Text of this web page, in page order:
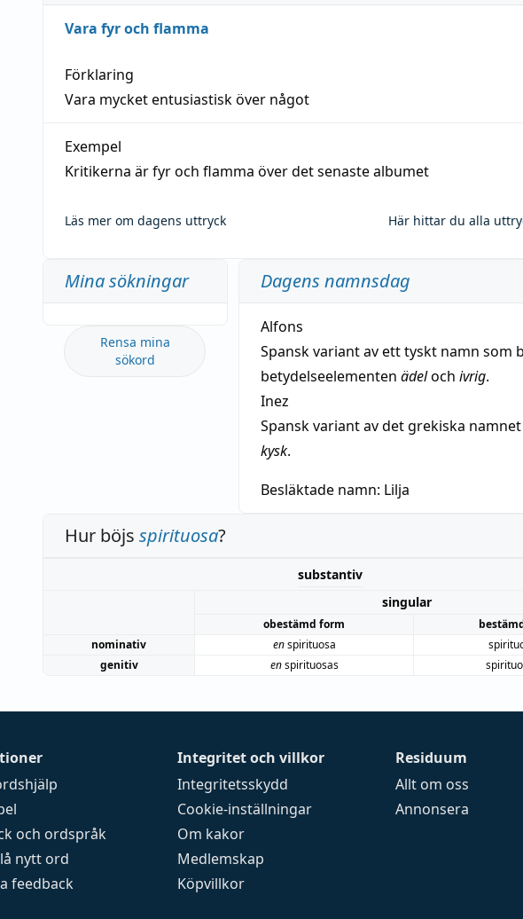
Vara fyr och flamma
Förklaring
Vara mycket entusiastisk över något
Exempel
Kritikerna är fyr och flamma över det senaste albumet
Läs mer om dagens uttryck Här hittar du alla
Mina sökningar
Rensa mina
sökord
Dagens namnsdag
Alfons
Spansk variant av ett tyskt namn som
betydelseelementen ädeloch ivrig.
Inez
Spansk variant av det grekiska namnet
kysk.
Besläktade namn: Lilja
Hur böjs spirituosa?
substantiv
singular
obestämd form
nominativ
enspirituosa
genitiv
enspirituosas
och ordspråk
nytt ord
feedback
Integritet och villkor
Integritetsskydd
Cookie-inställningar
Om kakor
Medlemskap
Köpvillkor
Residuum
Allt om oss
Annonsera